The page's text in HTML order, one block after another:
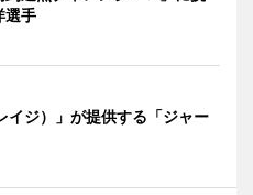
選手
イジ）」が提供する「ジャー